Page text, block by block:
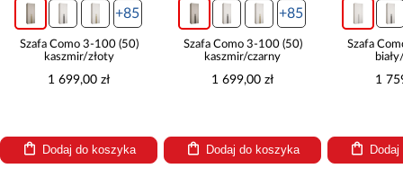
+85
Szafa Como 3-100 (50)
kaszmir/złoty
1 699,00 zł
Dodaj do koszyka
+85
Szafa Como 3-100 (50)
kaszmir/czarny
1 699,00 zł
Dodaj do koszyka
Szafa
1